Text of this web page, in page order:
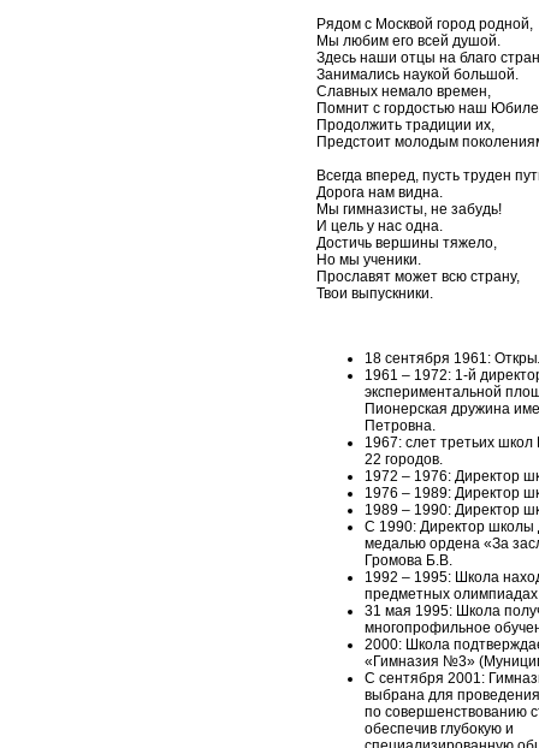
Рядом с Москвой город родной,
Мы любим его всей душой.
Здесь наши отцы на благо
Занимались наукой большой.
Славных немало времен,
Помнит с гордостью наш
Продолжить традиции их,
Предстоит молодым
Всегда вперед, пусть труден
Дорога нам видна.
Мы гимназисты, не забудь!
И цель у нас одна.
Достичь вершины тяжело,
Но мы ученики.
Прославят может всю страну,
Твои выпускники.
18 сентября 1961:
1961 – 1972: 1-й
экспериментальной
Пионерская дружина
Петровна.
1967: слет третьих
22 городов.
1972 – 1976: Директор
1976 – 1989: Директор
1989 – 1990: Директор
С 1990: Директор школы
медалью ордена «За
Громова Б.В.
1992 – 1995: Школа
предметных
31 мая 1995: Школа
многопрофильное
2000: Школа
«Гимназия №3»
С сентября 2001:
выбрана для
по совершенствованию
обеспечив глубокую и